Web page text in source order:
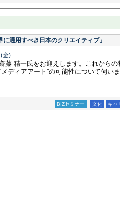
に通用すべき日本のクリエイティブ」
(金)
藤 精一氏をお迎えします。これから
メディアアート”の可能性について伺い
BIZセミナー 文化 キャ